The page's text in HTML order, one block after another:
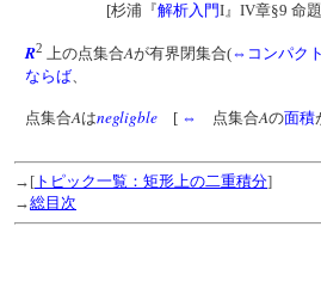
[杉浦『解析入門I』IV章§9 命
R2 上の点集合Aが有界閉集合( ⇔ コンパクト
ならば
点集合Aはnegligble [ ⇔ 点集合Aの面積
→[ トピック一覧：矩形上の二重積分]
→総目次